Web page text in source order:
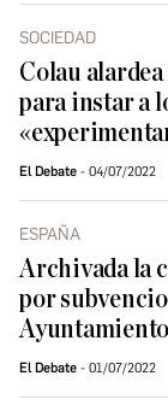
SOCIEDAD
Colau
para instar a
El Debate 04/07/2022
ESPAÑA
Archivada la
por
Ayuntamiento
El Debate 01/07/2022